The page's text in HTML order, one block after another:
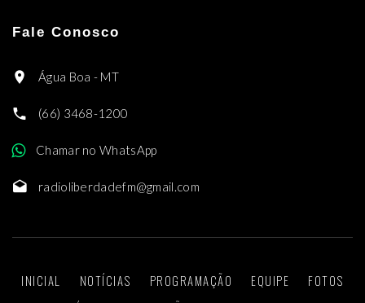
Fale Conosco
Água Boa - MT
(66) 3468-1200
Chamar no WhatsApp
radioliberdadefm@gmail.com
INICIAL NOTÍCIAS PROGRAMAÇÃO EQUIPE
FOTOS